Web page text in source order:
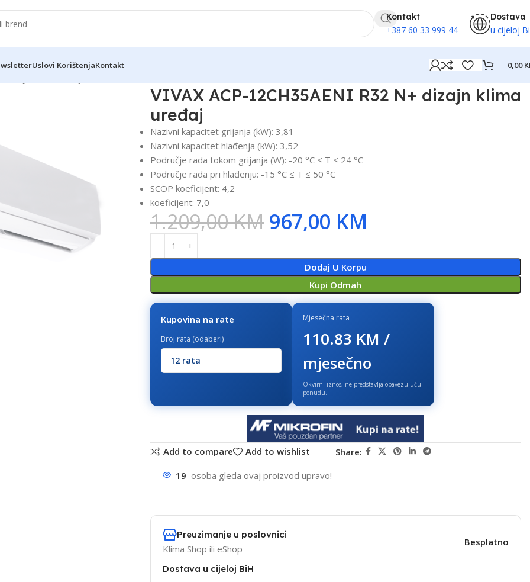
Kontakt
+387 60 33 999 44
Dostava
u cijeloj
Uslovi KorištenjaKontakt 0,00
VIVAX ACP-12CH35AENI R32 N+ dizajn klima
uređaj
Nazivni kapacitet grijanja (kW): 3,81
Nazivni kapacitet hlađenja (kW): 3,52
Područje rada tokom grijanja (W): -20 °C ≤ T ≤ 24 °C
Područje rada pri hlađenju: -15 °C ≤ T ≤ 50 °C
SCOP koeficijent: 4,2
koeficijent: 7,0
1.209,00KM 967,00 KM
Dodaj U Korpu
Kupi Odmah
Kupovina na rate
Broj rata (odaberi)
Mjesečna rata
110.83 KM /
mjesečno
Okvirni iznos, ne predstavlja obavezujuću
ponudu.
Add to compare Add to wishlist Share:
19 osoba gleda ovaj proizvod upravo!
Preuzimanje u poslovnici
Klima Shop ili eShop
Besplatno
Dostava u cijeloj BiH